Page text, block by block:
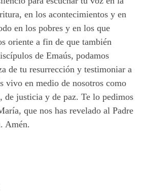
en los acontecimientos y en
en los pobres y en los que
oriente a fin de que también
de Emaús, podamos
de tu resurrección y testimoniar a
vivo en medio de nosotros como
de justicia y de paz. Te lo pedimos
que nos has revelado al Padre
Amén.